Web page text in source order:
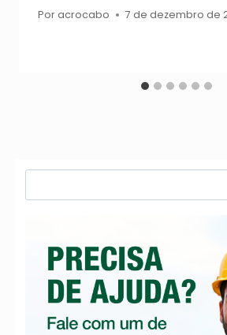
Poracrocabo 7 de dezembro de